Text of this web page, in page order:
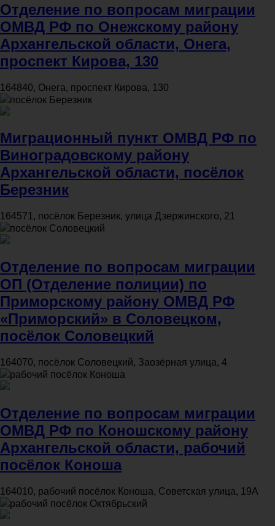
Отделение по вопросам миграции
ОМВД РФ по Онежскому району
Архангельской области, Онега,
проспект Кирова, 130
164840, Онега, проспект Кирова, 130
посёлок Березник
Миграционный пункт ОМВД РФ по
Виноградовскому району
Архангельской области, посёлок
Березник
164571, посёлок Березник, улица Дзержинского, 21
посёлок Соловецкий
Отделение по вопросам миграции
ОП (Отделение полиции) по
Приморскому району ОМВД РФ
«Приморский» в Соловецком,
посёлок Соловецкий
164070, посёлок Соловецкий, Заозёрная улица, 4
рабочий посёлок Коноша
Отделение по вопросам миграции
ОМВД РФ по Коношскому району
Архангельской области, рабочий
посёлок Коноша
164010, рабочий посёлок Коноша, Советская улица, 19А
рабочий посёлок Октябрьский